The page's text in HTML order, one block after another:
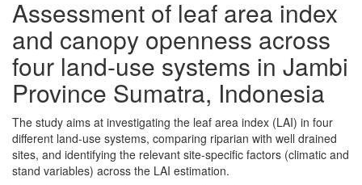
Assessment of leaf area index
and canopy openness across
four land-use systems in Jambi
Province Sumatra, Indonesia
The study aims at investigating the leaf area index (LAI) in four
different land-use systems, comparing riparian with well drained
sites, and identifying the relevant site-specific factors (climatic and
stand variables) across the LAI estimation.